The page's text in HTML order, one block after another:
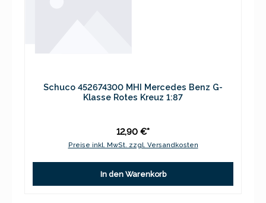
Schuco 452674300 MHI Mercedes Benz G-
Klasse Rotes Kreuz 1:87
12,90 €*
Preise inkl. MwSt. zzgl. Versandkosten
In den Warenkorb